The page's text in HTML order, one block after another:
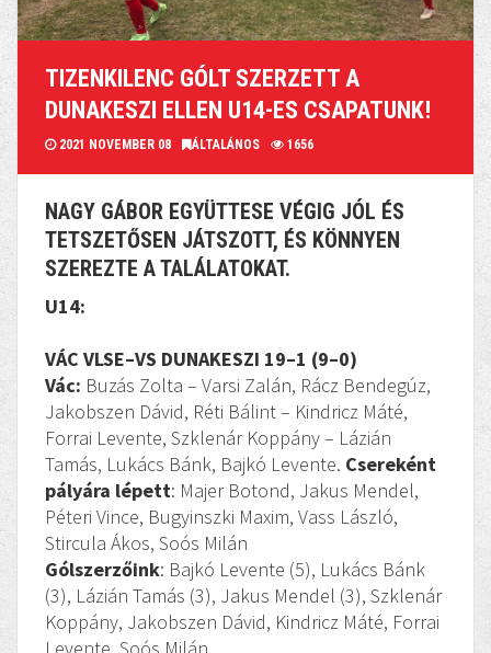
TIZENKILENC GÓLT SZERZETT A
DUNAKESZI ELLEN U14-ES CSAPATUNK!
2021 NOVEMBER 08 ÁLTALÁNOS 1656
NAGY GÁBOR EGYÜTTESE VÉGIG JÓL ÉS
TETSZETŐSEN JÁTSZOTT, ÉS KÖNNYEN
SZEREZTE A TALÁLATOKAT.
U14:
VÁC VLSE–VS DUNAKESZI 19–1 (9–0)
Vác: Buzás Zolta – Varsi Zalán, Rácz Bendegúz,
Jakobszen Dávid, Réti Bálint – Kindricz Máté,
Forrai Levente, Szklenár Koppány – Lázián
Tamás, Lukács Bánk, Bajkó Levente. Csereként
pályára lépett: Majer Botond, Jakus Mendel,
Péteri Vince, Bugyinszki Maxim, Vass László,
Stircula Ákos, Soós Milán
Gólszerzőink: Bajkó Levente (5), Lukács Bánk
(3), Lázián Tamás (3), Jakus Mendel (3), Szklenár
Koppány, Jakobszen Dávid, Kindricz Máté, Forrai
KAPCSOLAT